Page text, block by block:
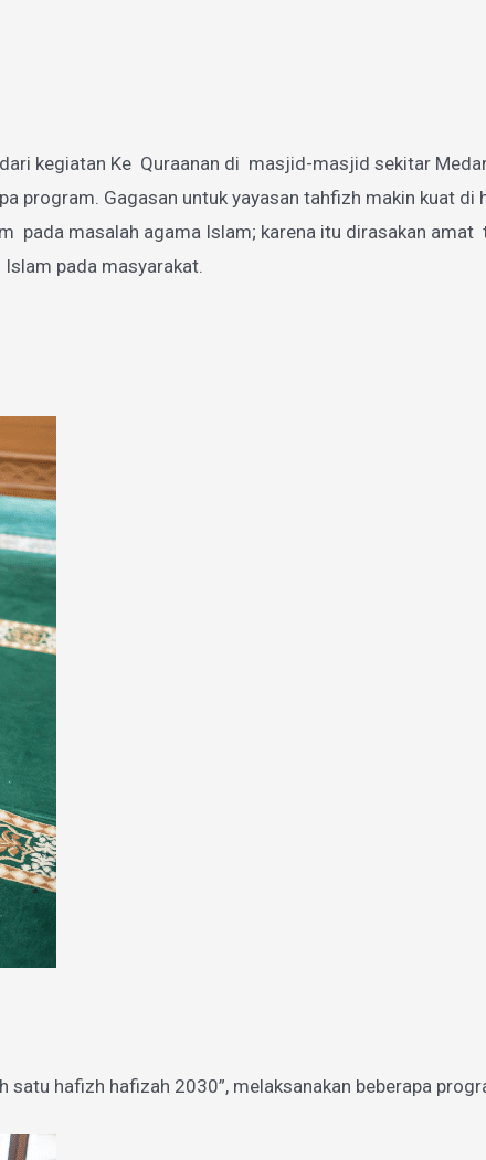
kegiatan Ke Quraanan di masjid-masjid sekitar
program. Gagasan untuk yayasan tahfizh makin kuat di
masalah agama Islam; karena itu dirasakan amat
pada masyarakat.
hafizh hafizah 2030”, melaksanakan beberapa